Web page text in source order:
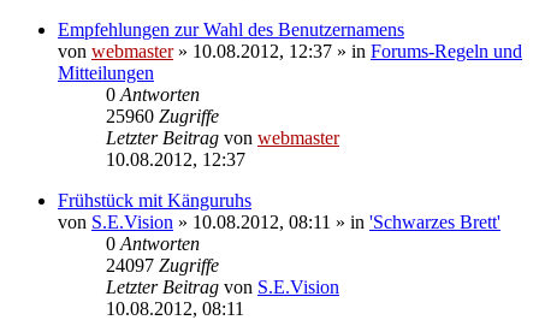
Empfehlungen zur Wahl des Benutzernamens
von webmaster» 10.08.2012, 12:37 » in Forums-Regeln und
Mitteilungen
0 Antworten
25960 Zugriffe
Letzter Beitrag von webmaster
10.08.2012, 12:37
Frühstück mit Känguruhs
von S.E.Vision » 10.08.2012, 08:11 » in 'Schwarzes Brett'
0 Antworten
24097 Zugriffe
Letzter Beitrag von S.E.Vision
10.08.2012, 08:11